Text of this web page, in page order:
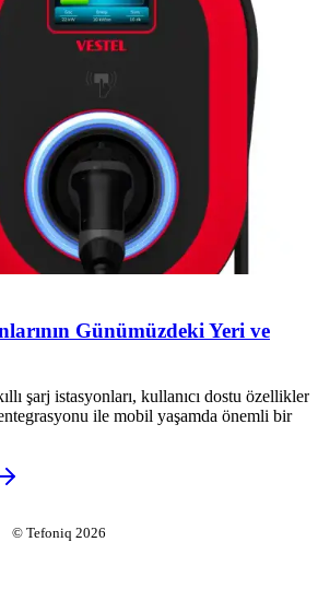
Günümüzdeki Yeri ve
şarj istasyonları, kullanıcı dostu özellikler
ile mobil yaşamda önemli bir
© Tefoniq 2026